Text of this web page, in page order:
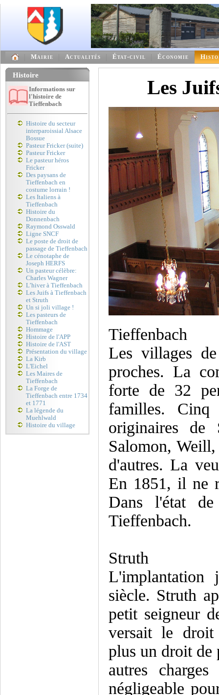
Mairie Actualités État-civil Économie
Histoire
Informations sur
l'histoire de
Tieffenbach
Histoire du secteur
interparoissial Alsace
Bossue
Pasteur Fricker (suite)
Pasteur Fricker
Le pasteur héros
Fricker
Des paysans de
Tieffenbach en
costume lorrain !
Les Italiens à
Tieffenbach
Histoire du
Donnenbach
Raymond Osswald
Ligne SNCF
Le poste de droit de
passage de Tieffenbach
Le cénotaphe de
Joseph HERFS
Un pasteur célèbre:
Charles Wagner
L’hiver à Tieffenbach
Les Juifs à Tieffenbach
et Struth
Un si joli village !
Les pasteurs de
Tieffenbach
Hommage
Histoire de l'APP
Histoire de l'AST
Présentation du village
La Kirb
L'Eichel
Les Maires de
Tieffenbach
La Forge de
Tieffenbach entre 1734
et 1771
La légende du
Muehlwald
Histoire du village
Les
Tieffenbach
Les villages
proches. La
forte de 32
familles. Cinq
originaires
Salomon,
d'autres. La
En 1851, il ne
Dans l'état
Tieffenbach.
Struth
L'implantation
siècle. Struth
petit seigneur
versait le droit
plus un droit de
autres
négligeable